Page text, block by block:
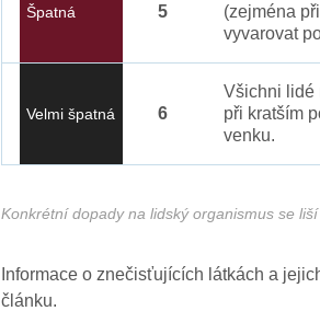
Špatná 5
(zejména
vyvarovat
Velmi špatná 6
Všichni lidé
při kratším
venku.
Konkrétní dopady na lidský organismus se
Informace o znečisťujících látkách a
článku.